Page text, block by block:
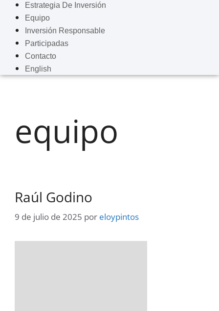
Estrategia De Inversión
Equipo
Inversión Responsable
Participadas
Contacto
English
equipo
Raúl Godino
9 de julio de 2025 por eloypintos